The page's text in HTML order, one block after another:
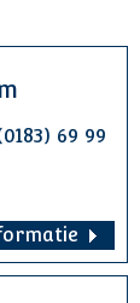
69 99